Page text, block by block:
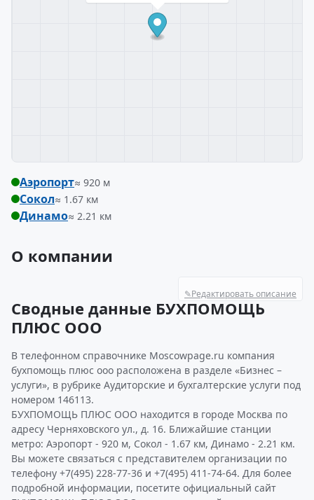
Аэропорт≈ 920 м
Сокол≈ 1.67 км
Динамо≈ 2.21 км
О компании
✎Редактировать описание
Сводные данные БУХПОМОЩЬ
ПЛЮС ООО
В телефонном справочнике Moscowpage.ru компания
бухпомощь плюс ооо расположена в разделе «Бизнес –
услуги», в рубрике Аудиторские и бухгалтерские услуги под
номером 146113.
БУХПОМОЩЬ ПЛЮС ООО находится в городе Москва по
адресу Черняховского ул., д. 16. Ближайшие станции
метро: Аэропорт - 920 м, Сокол - 1.67 км, Динамо - 2.21 км.
Вы можете связаться с представителем организации по
телефону +7(495) 228-77-36 и +7(495) 411-74-64. Для более
подробной информации, посетите официальный сайт